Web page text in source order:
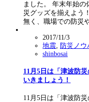
ました。 年末年始
災グッズを揃えよう
無く、職場での防災
2017/11/3
地震, 防災ノウ
shinbosai
11月5日は「津波防
いきましょう！
11月5日は「津波防